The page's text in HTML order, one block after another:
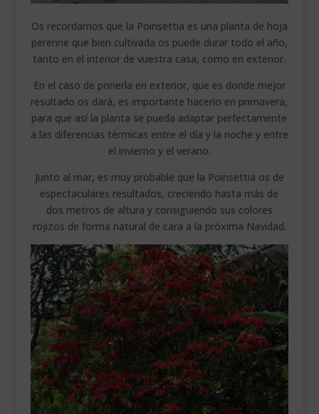
Os recordamos que la Poinsettia es una planta de hoja
perenne que bien cultivada os puede durar todo el año,
tanto en el interior de vuestra casa, como en exterior.
En el caso de ponerla en exterior, que es donde mejor
resultado os dará, es importante hacerlo en primavera,
para que así la planta se pueda adaptar perfectamente
a las diferencias térmicas entre el día y la noche y entre
el invierno y el verano.
Junto al mar, es muy probable que la Poinsettia os de
espectaculares resultados, creciendo hasta más de
dos metros de altura y consiguiendo sus colores
rojizos de forma natural de cara a la próxima Navidad.